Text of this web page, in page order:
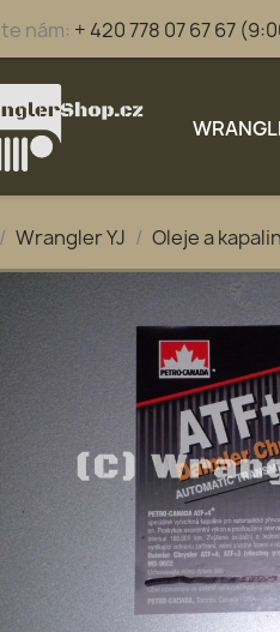
nám: + 420 778 07 67 67
Wrangler YJ Oleje a